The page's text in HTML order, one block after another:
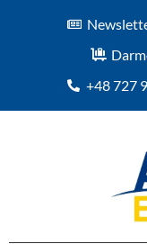
+48 727